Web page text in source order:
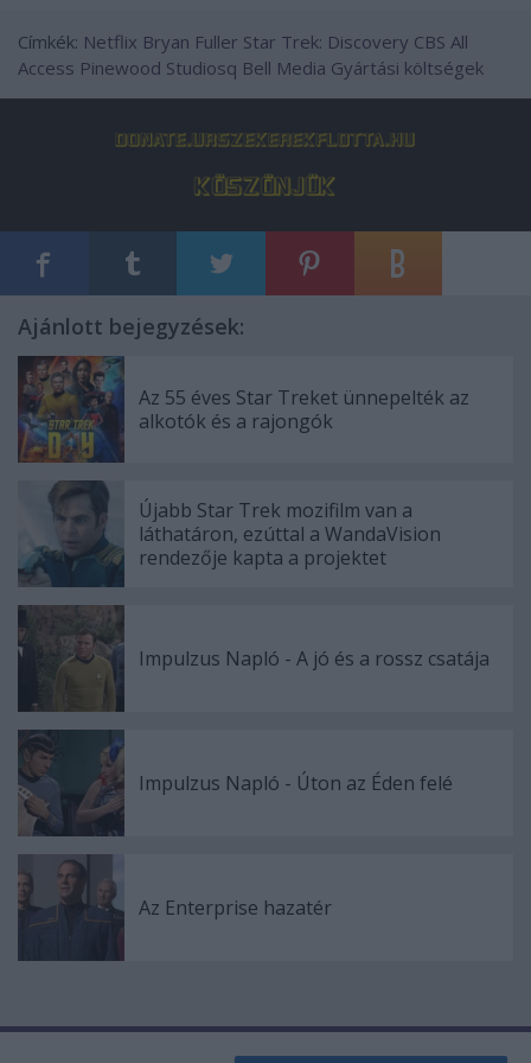
Címkék: Netflix Bryan Fuller Star Trek: Discovery CBS All
Access Pinewood Studiosq Bell Media Gyártási költségek
Ajánlott bejegyzések:
Az 55 éves Star Treket ünnepelték az
alkotók és a rajongók
Újabb Star Trek mozifilm van a
láthatáron, ezúttal a WandaVision
rendezője kapta a projektet
Impulzus Napló - A jó és a rossz csatája
Impulzus Napló - Úton az Éden felé
Az Enterprise hazatér